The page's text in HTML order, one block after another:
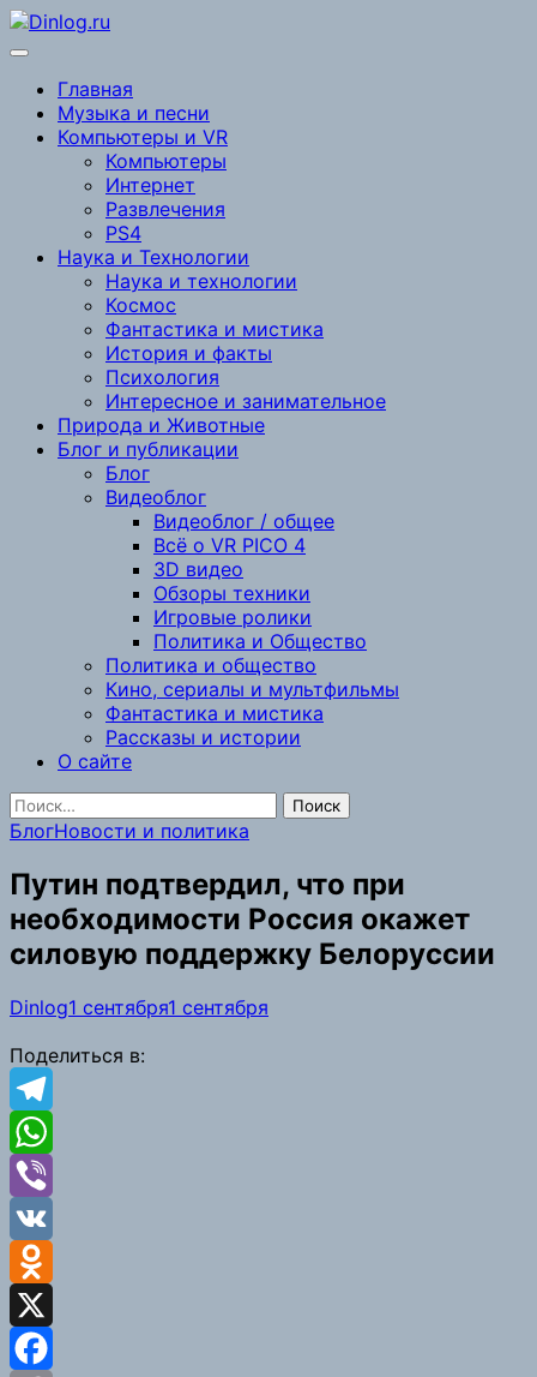
Перейти
к
Главная
Музыка и песни
Компьютеры и VR
Компьютеры
Интернет
Развлечения
PS4
Наука и Технологии
Наука и технологии
Космос
Фантастика и мистика
История и факты
Психология
Интересное и занимательное
Природа и Животные
Блог и публикации
Блог
Видеоблог
Видеоблог / общее
Всё о VR PICO 4
3D видео
Обзоры техники
Игровые ролики
Политика и Общество
Политика и общество
Кино, сериалы и мультфильмы
Фантастика и мистика
Рассказы и истории
О сайте
Найти:
БлогНовости и политика
Путин подтвердил, что при
необходимости Россия окажет
силовую поддержку Белоруссии
Dinlog1 сентября1 сентября
Поделиться в:
Telegram
WhatsApp
Viber
VK
Odnoklassniki
X